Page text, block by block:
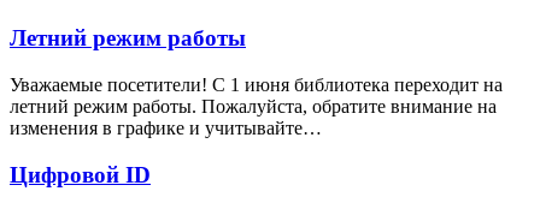
Летний режим работы
Уважаемые посетители! С 1 июня библиотека переходит на
летний режим работы. Пожалуйста, обратите внимание на
изменения в графике и учитывайте…
Цифровой ID